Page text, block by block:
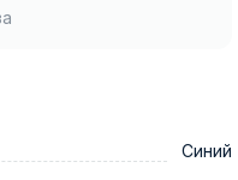
Синий